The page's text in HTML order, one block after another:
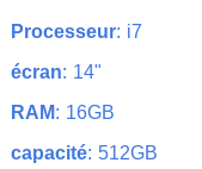
Processeur: i7
écran: 14"
RAM: 16GB
capacité: 512GB